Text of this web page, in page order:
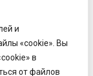
и
«cookie». Вы
в
от файлов